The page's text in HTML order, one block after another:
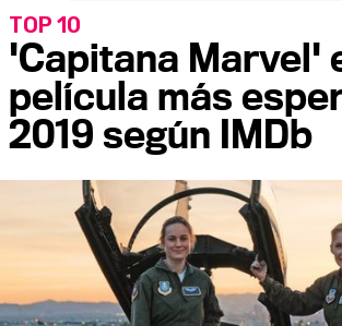
'Capitana Marvel'
película más
2019 según IMDb
TOP 10